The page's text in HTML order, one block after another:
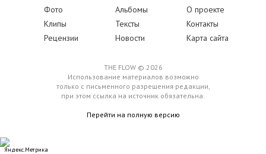
Фото Альбомы
О проекте
Клипы
Тексты
Контакты
Рецензии
Новости Карта сайта
THE FLOW © 2026
Использование материалов возможно
только с письменного разрешения редакции,
при этом ссылка на источник обязательна.
Перейти на полную версию